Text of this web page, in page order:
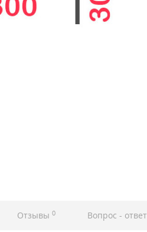
Отзывы 0 Вопрос - ответ